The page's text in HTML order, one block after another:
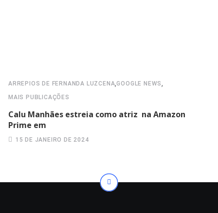
ARREPIOS DE FERNANDA LUZCENA,GOOGLE NEWS,
MAIS PUBLICAÇÕES
Calu Manhães estreia como atriz na Amazon
Prime em
15 DE JANEIRO DE 2024